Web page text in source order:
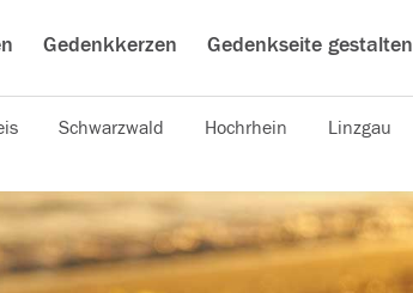
Gedenkkerzen Gedenkseite gestalten
Schwarzwald Hochrhein Linzgau